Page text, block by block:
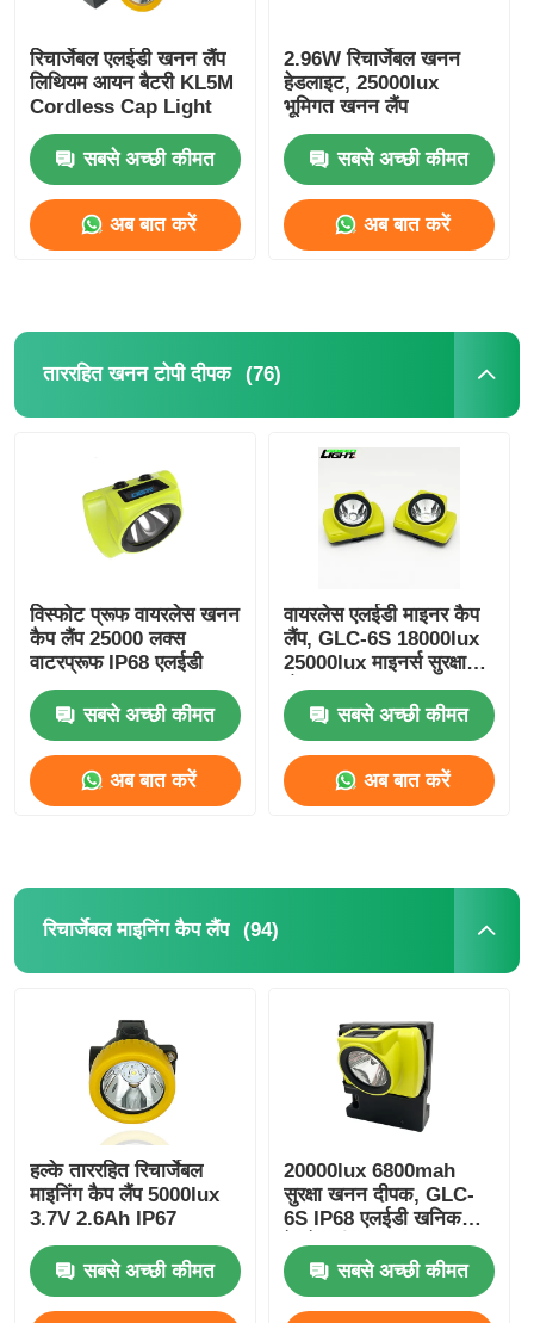
रिचार्जेबल एलईडी खनन लैंप
लिथियम आयन बैटरी KL5M
Cordless Cap Light
सबसे अच्छी कीमत
अब बात करें
2.96W रिचार्जेबल खनन
हेडलाइट, 25000lux
भूमिगत खनन लैंप
सबसे अच्छी कीमत
अब बात करें
ताररहित खनन टोपी दीपक (76)
विस्फोट प्रूफ वायरलेस खनन
कैप लैंप 25000 लक्स
वाटरप्रूफ IP68 एलईडी
सबसे अच्छी कीमत
अब बात करें
वायरलेस एलईडी माइनर कैप
लैंप, GLC-6S 18000lux
25000lux माइनर्स सुरक्षा
लैंप
सबसे अच्छी कीमत
अब बात करें
रिचार्जेबल माइनिंग कैप लैंप (94)
हल्के ताररहित रिचार्जेबल
माइनिंग कैप लैंप 5000lux
3.7V 2.6Ah IP67
सबसे अच्छी कीमत
20000lux 6800mah
सुरक्षा खनन दीपक, GLC-
6S IP68 एलईडी खनिक
हेलमेट दीपक
सबसे अच्छी कीमत